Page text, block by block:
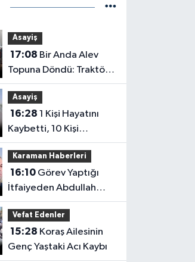
Asayiş
17:08
Topuna Döndü: Traktör
Küle Döndü
Asayiş
16:28
Kaybetti, 10 Kişi
Yaralandı! Tırın Dehşet
Saçtığı Anlar Ortaya
Çıktı
Karaman Haberleri
16:10Görev Yaptığı
İtfaiyeden Abdullah
Dönmez'e Duygusal
Veda
Vefat Edenler
15:28
Genç Yaştaki Acı Kaybı